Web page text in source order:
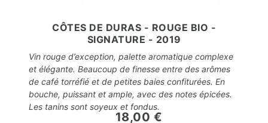
CÔTES DE DURAS - ROUGE BIO -
SIGNATURE - 2019
Vin rouge d’exception, palette aromatique complexe
et élégante. Beaucoup de finesse entre des arômes
de café torréfié et de petites baies confiturées. En
bouche, puissant et ample, avec des notes épicées.
Les tanins sont soyeux et fondus.
Prix
18,00 €